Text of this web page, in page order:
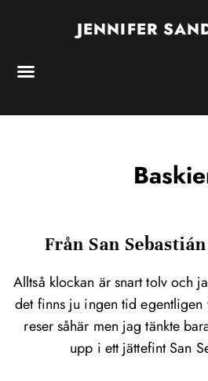
JENNIFER
Från San
Alltså klockan är snart tolv och
det finns ju ingen tid
reser såhär men jag tänkte
upp i ett jättefint San